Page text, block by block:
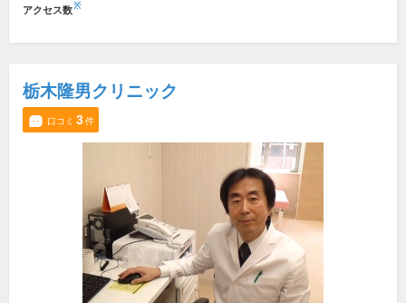
アクセス数※
栃木隆男クリニック
口コミ 3件